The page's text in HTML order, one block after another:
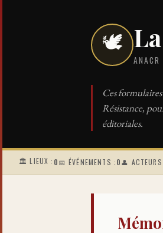
🕊️
ANACR
Ces
Résistance,
éditoriales.
🏛️ LIEUX : 0📅 ÉVÉNEMENTS :0👤